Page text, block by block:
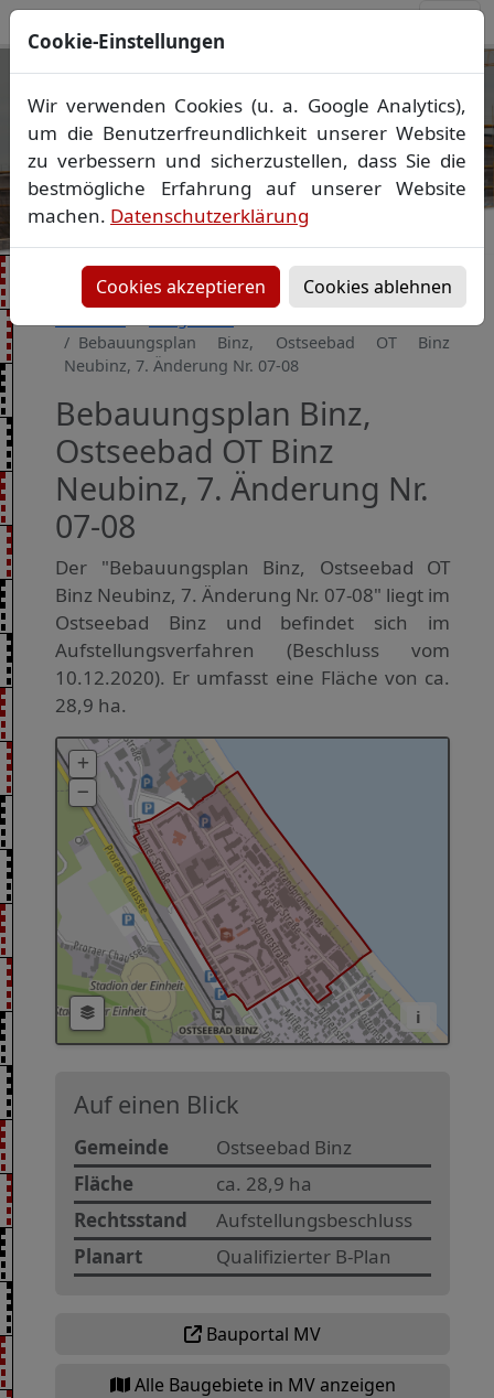
Ihr Vermessungsbüro in
Mecklenburg-Vorpommern
Wir vermessen Ihr Grundstück
Lageplan Absteckung▪Bauvermessung ▪
Gebäudeeinmessung
Grenzfeststellung▪Amtliche Auskünfte und
Vorheriges Bild
Bebauungsplan Binz, Ostseebad OT Binz
Neubinz, 7. Änderung Nr. 07-08
Bebauungsplan Binz,
Ostseebad OT Binz
Neubinz, 7. Änderung Nr.
07-08
Der "Bebauungsplan Binz, Ostseebad OT
Binz Neubinz, 7. Änderung Nr. 07-08" liegt im
Ostseebad Binz und befindet sich im
Aufstellungsverfahren (Beschluss vom
10.12.2020). Er umfasst eine Fläche von ca.
28,9 ha.
i
Auf einen Blick
Gemeinde
Ostseebad Binz
Fläche
ca. 28,9 ha
Rechtsstand
Aufstellungsbeschluss
Planart
Qualifizierter B-Plan
Bauportal MV
Alle Baugebiete in MV anzeigen
Cookie-Einstellungen
Wir verwenden Cookies (u. a. Google Analytics),
um die Benutzerfreundlichkeit unserer Website
zu verbessern und sicherzustellen, dass Sie die
bestmögliche Erfahrung auf unserer Website
machen. Datenschutzerklärung
Cookies akzeptieren Cookies ablehnen